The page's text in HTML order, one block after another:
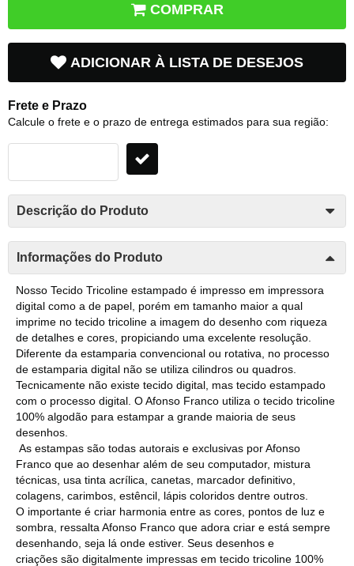
COMPRAR
ADICIONAR À LISTA DE DESEJOS
Frete e Prazo
Calcule o frete e o prazo de entrega estimados para sua região:
Descrição do Produto
Informações do Produto
Nosso Tecido Tricoline estampado é impresso em impressora
digital como a de papel, porém em tamanho maior a qual
imprime no tecido tricoline a imagem do desenho com riqueza
de detalhes e cores, propiciando uma excelente resolução.
Diferente da estamparia convencional ou rotativa, no processo
de estamparia digital não se utiliza cilindros ou quadros.
Tecnicamente não existe tecido digital, mas tecido estampado
com o processo digital. O Afonso Franco utiliza o tecido tricoline
100% algodão para estampar a grande maioria de seus
desenhos.
As estampas são todas autorais e exclusivas por Afonso
Franco que ao desenhar além de seu computador, mistura
técnicas, usa tinta acrílica, canetas, marcador definitivo,
colagens, carimbos, estêncil, lápis coloridos dentre outros.
O importante é criar harmonia entre as cores, pontos de luz e
sombra, ressalta Afonso Franco que adora criar e está sempre
desenhando, seja lá onde estiver. Seus desenhos e
criações são digitalmente impressas em tecido tricoline 100%